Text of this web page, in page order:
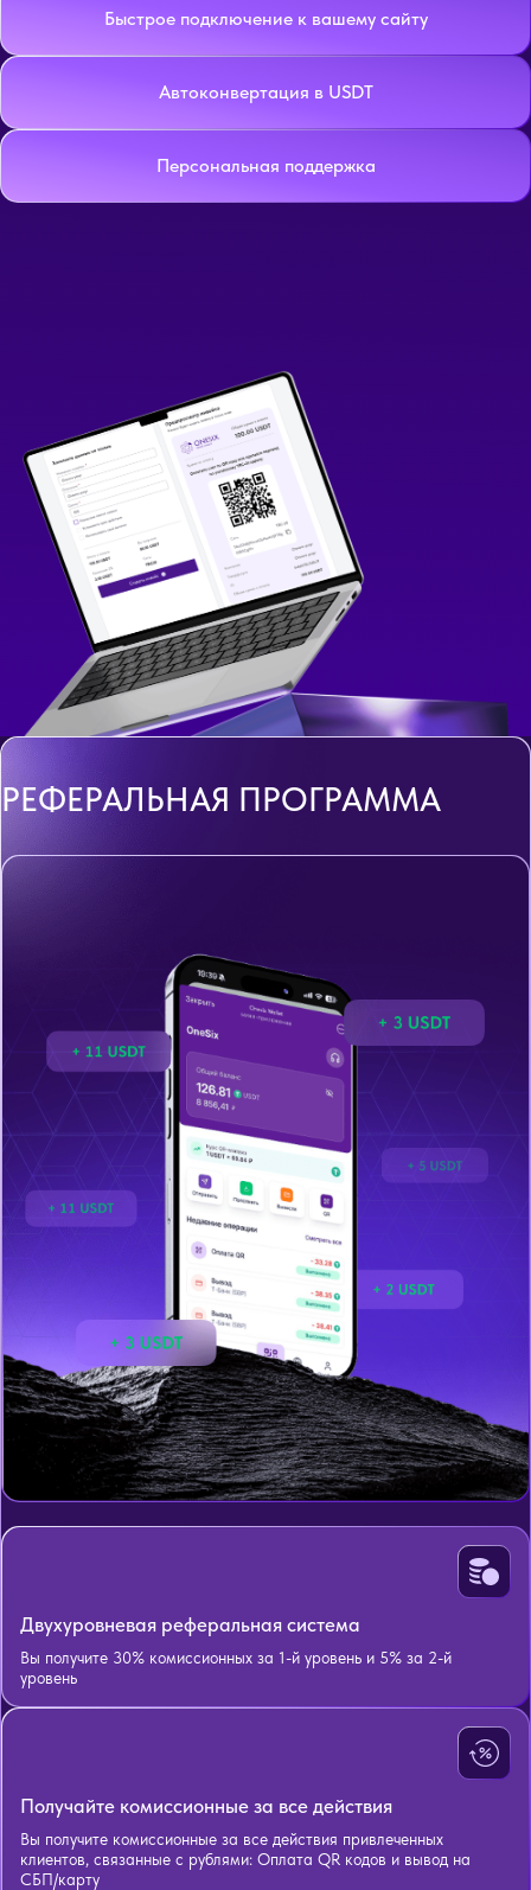
Быстрое подключение к вашему сайту
Автоконвертация в USDT
Персональная поддержка
РЕФЕРАЛЬНАЯ ПРОГРАММА
Двухуровневая реферальная система
Вы получите 30% комиссионных за 1-й уровень и 5% за 2-й
уровень
Получайте комиссионные за все действия
Вы получите комиссионные за все действия привлеченных
клиентов, связанные с рублями: Оплата QR кодов и вывод на
СБП/карту